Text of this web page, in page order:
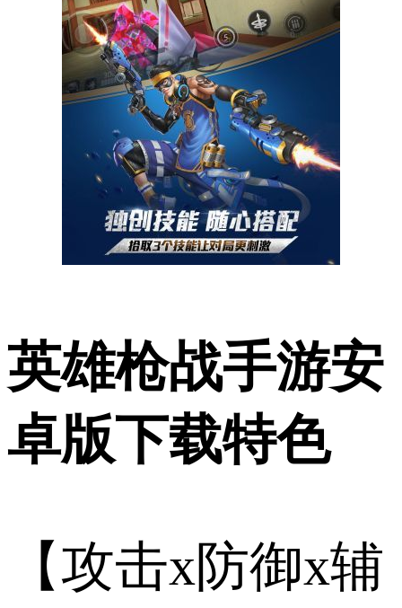
英雄枪战手游安
卓版下载特色
【攻击x防御x辅